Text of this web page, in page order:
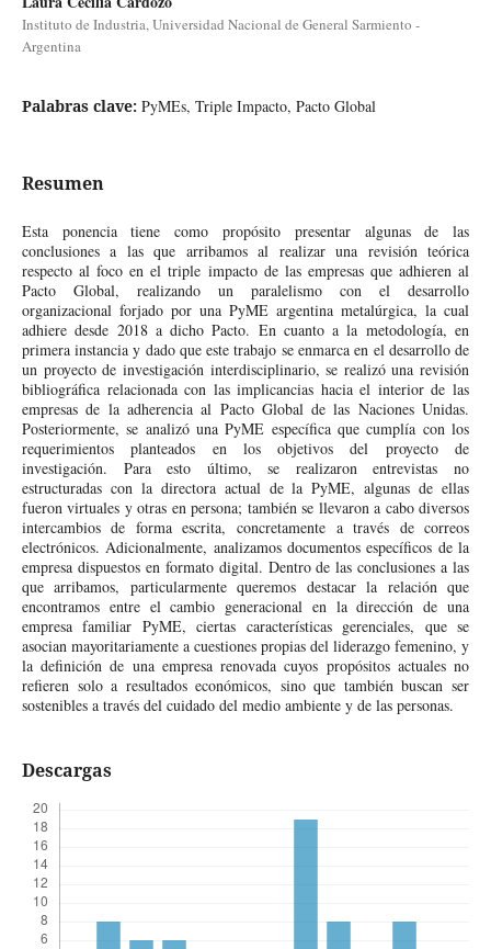
Instituto de Industria, Universidad Nacional de General Sarmiento -
Argentina
Palabras clave: PyMEs, Triple Impacto, Pacto Global
Resumen
Esta ponencia tiene como propósito presentar algunas de las
conclusiones a las que arribamos al realizar una revisión teórica
respecto al foco en el triple impacto de las empresas que adhieren al
Pacto Global, realizando un paralelismo con el desarrollo
organizacional forjado por una PyME argentina metalúrgica, la cual
adhiere desde 2018 a dicho Pacto. En cuanto a la metodología, en
primera instancia y dado que este trabajo se enmarca en el desarrollo de
un proyecto de investigación interdisciplinario, se realizó una revisión
bibliográfica relacionada con las implicancias hacia el interior de las
empresas de la adherencia al Pacto Global de las Naciones Unidas.
Posteriormente, se analizó una PyME específica que cumplía con los
requerimientos planteados en los objetivos del proyecto de
investigación. Para esto último, se realizaron entrevistas no
estructuradas con la directora actual de la PyME, algunas de ellas
fueron virtuales y otras en persona; también se llevaron a cabo diversos
intercambios de forma escrita, concretamente a través de correos
electrónicos. Adicionalmente, analizamos documentos específicos de la
empresa dispuestos en formato digital. Dentro de las conclusiones a las
que arribamos, particularmente queremos destacar la relación que
encontramos entre el cambio generacional en la dirección de una
empresa familiar PyME, ciertas características gerenciales, que se
asocian mayoritariamente a cuestiones propias del liderazgo femenino, y
la definición de una empresa renovada cuyos propósitos actuales no
refieren solo a resultados económicos, sino que también buscan ser
sostenibles a través del cuidado del medio ambiente y de las personas.
Descargas